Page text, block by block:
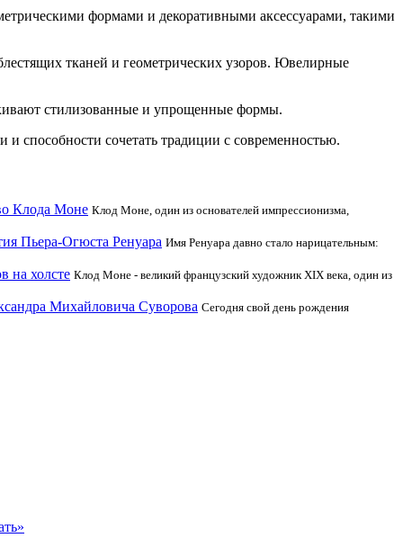
формами и декоративными аксессуарами, такими
тканей и геометрических узоров. Ювелирные
стилизованные и упрощенные формы.
способности сочетать традиции с современностью.
Клода Моне Клод Моне, один из основателей импрессионизма,
Пьера-Огюста Ренуара Имя Ренуара давно стало нарицательным:
на холсте Клод Моне - великий французский художник XIX века, один из
Михайловича Суворова Сегодня свой день рождения